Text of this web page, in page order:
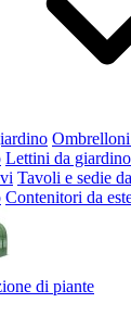
Lettini da giardino
Tavoli e sedie
Contenitori da
di piante